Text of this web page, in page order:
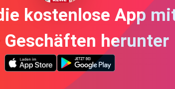
kostenlose App
Geschäften herunter